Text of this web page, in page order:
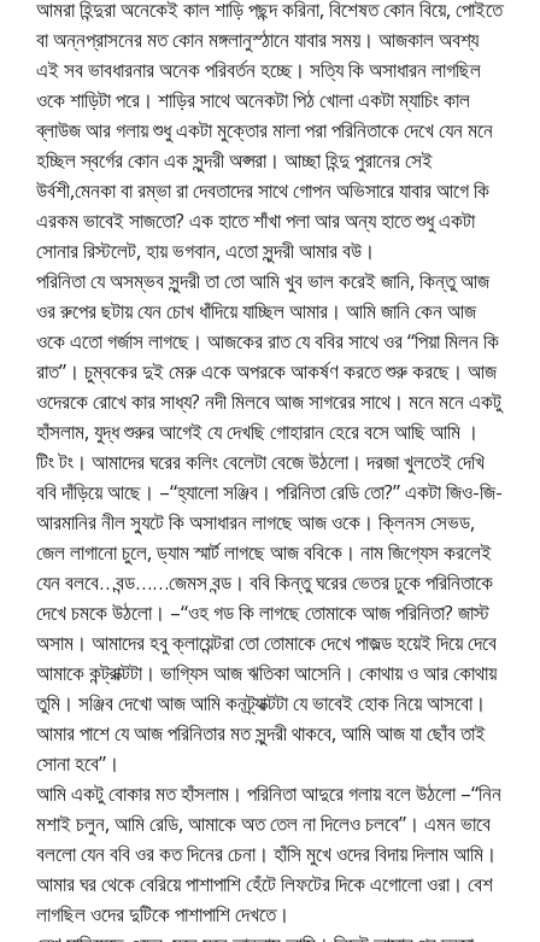
আমরা হিন্দুরা অনেকেই কাল শাড়ি পছন্দ করিনা, বিশেষত কোন বিয়ে, পোইতে
বা অন্নপ্রাসনের মত কোন মঙ্গলানুস্ঠানে যাবার সময়। আজকাল অবশ্য
এই সব ভাবধারনার অনেক পরিবর্তন হচ্ছে। সত্যি কি অসাধারন লাগছিল
ওকে শাড়িটা পরে। শাড়ির সাথে অনেকটা পিঠ খোলা একটা ম্যাচিং কাল
ব্লাউজ আর গলায় শুধু একটা মুক্তোর মালা পরা পরিনিতাকে দেখে যেন মনে
হচ্ছিল স্বর্গের কোন এক সুন্দরী অপ্সরা। আচ্ছা হিন্দু পুরানের সেই
উর্বশী,মেনকা বা রম্ভা রা দেবতাদের সাথে গোপন অভিসারে যাবার আগে কি
এরকম ভাবেই সাজতো? এক হাতে শাঁখা পলা আর অন্য হাতে শুধু একটা
সোনার রিস্টলেট, হায় ভগবান, এতো সুন্দরী আমার বউ।
পরিনিতা যে অসম্ভব সুন্দরী তা তো আমি খুব ভাল করেই জানি, কিন্তু আজ
ওর রুপের ছটায় যেন চোখ ধাঁদিয়ে যাচ্ছিল আমার। আমি জানি কেন আজ
ওকে এতো গর্জাস লাগছে। আজকের রাত যে ববির সাথে ওর “পিয়া মিলন কি
রাত”। চুম্বকের দুই মেরু একে অপরকে আকর্ষণ করতে শুরু করছে। আজ
ওদেরকে রোখে কার সাধ্য? নদী মিলবে আজ সাগরের সাথে। মনে মনে একটু
হাঁসলাম, যুদ্ধ শুরুর আগেই যে দেখছি গোহারান হেরে বসে আছি আমি ।
টিং টং। আমাদের ঘরের কলিং বেলেটা বেজে উঠলো। দরজা খুলতেই দেখি
ববি দাঁড়িয়ে আছে। –“হ্যালো সঞ্জিব। পরিনিতা রেডি তো?” একটা জিও-জি-
আরমানির নীল স্যুটে কি অসাধারন লাগছে আজ ওকে। ক্লিনস সেভড,
জেল লাগানো চুলে, ড্যাম স্মার্ট লাগছে আজ ববিকে। নাম জিগ্যেস করলেই
যেন বলবে…বন্ড……জেমস বন্ড। ববি কিন্তু ঘরের ভেতর ঢুকে পরিনিতাকে
দেখে চমকে উঠলো। –“ওহ গড কি লাগছে তোমাকে আজ পরিনিতা? জাস্ট
অসাম। আমাদের হবু ক্লায়েন্টরা তো তোমাকে দেখে পাজল্ড হয়েই দিয়ে দেবে
আমাকে কন্ট্রাক্টটা। ভাগ্যিস আজ ঋতিকা আসেনি। কোথায় ও আর কোথায়
তুমি। সঞ্জিব দেখো আজ আমি কনট্র্যাক্টটা যে ভাবেই হোক নিয়ে আসবো।
আমার পাশে যে আজ পরিনিতার মত সুন্দরী থাকবে, আমি আজ যা ছোঁব তাই
সোনা হবে”।
আমি একটু বোকার মত হাঁসলাম। পরিনিতা আদুরে গলায় বলে উঠলো –“নিন
মশাই চলুন, আমি রেডি, আমাকে অত তেল না দিলেও চলবে”। এমন ভাবে
বললো যেন ববি ওর কত দিনের চেনা। হাঁসি মুখে ওদের বিদায় দিলাম আমি।
আমার ঘর থেকে বেরিয়ে পাশাপাশি হেঁটে লিফটের দিকে এগোলো ওরা। বেশ
লাগছিল ওদের দুটিকে পাশাপাশি দেখতে।